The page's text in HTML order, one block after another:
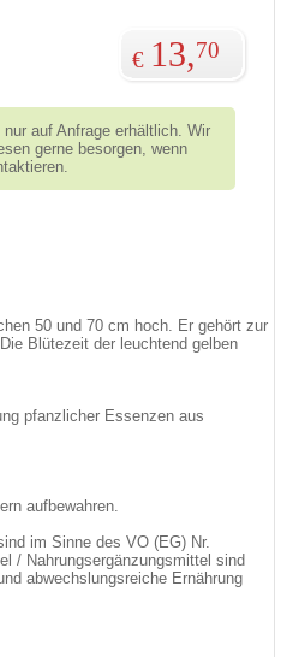
€ 13,70
auf Anfrage erhältlich. Wir
gerne besorgen, wenn
50 und 70 cm hoch. Er gehört zur
Blütezeit der leuchtend gelben
pfanzlicher Essenzen aus
aufbewahren.
im Sinne des VO (EG) Nr.
/ Nahrungsergänzungsmittel sind
abwechslungsreiche Ernährung